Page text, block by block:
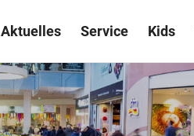
Aktuelles Service Kids